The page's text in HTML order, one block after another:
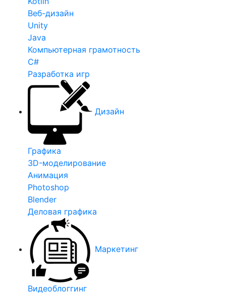
Веб-дизайн
Unity
Java
Компьютерная грамотность
C#
Разработка игр
Дизайн
Графика
3D-моделирование
Анимация
Photoshop
Blender
Деловая графика
Маркетинг
Видеоблоггинг